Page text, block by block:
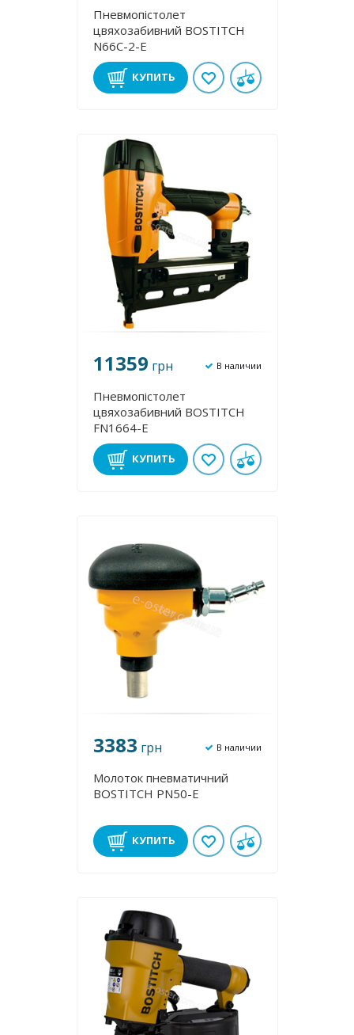
Пневмопістолет
цвяхозабивний BOSTITCH
N66C-2-E
КУПИТЬ
11359 грн В наличии
Пневмопістолет
цвяхозабивний BOSTITCH
FN1664-E
КУПИТЬ
3383 грн В наличии
Молоток пневматичний
BOSTITCH PN50-E
КУПИТЬ